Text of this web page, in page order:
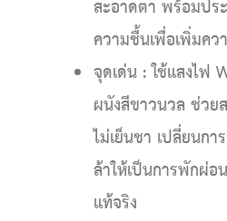
สะอาดตา พร้อมป
ความชื้นเพื่อเพิ่มคว
จุดเด่น :ใช้แสงไฟ
ผนังสีขาวนวล ช่วย
ไม่เย็นชา เปลี่ยนก
ล้าให้เป็นการพักผ่อ
แท้จริง